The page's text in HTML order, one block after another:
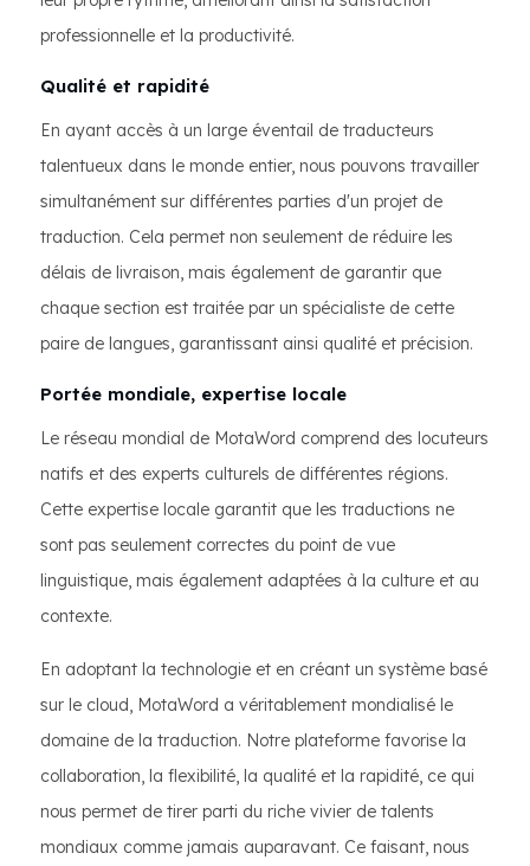
professionnelle et la productivité.
Qualité et rapidité
En ayant accès à un large éventail de traducteurs
talentueux dans le monde entier, nous pouvons travailler
simultanément sur différentes parties d'un projet de
traduction. Cela permet non seulement de réduire les
délais de livraison, mais également de garantir que
chaque section est traitée par un spécialiste de cette
paire de langues, garantissant ainsi qualité et précision.
Portée mondiale, expertise locale
Le réseau mondial de MotaWord comprend des locuteurs
natifs et des experts culturels de différentes régions.
Cette expertise locale garantit que les traductions ne
sont pas seulement correctes du point de vue
linguistique, mais également adaptées à la culture et au
contexte.
En adoptant la technologie et en créant un système basé
sur le cloud, MotaWord a véritablement mondialisé le
domaine de la traduction. Notre plateforme favorise la
collaboration, la flexibilité, la qualité et la rapidité, ce qui
nous permet de tirer parti du riche vivier de talents
mondiaux comme jamais auparavant. Ce faisant, nous